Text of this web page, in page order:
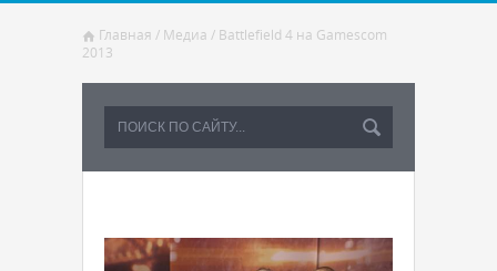
Главная / Медиа / Battlefield 4 на Gamescom
2013